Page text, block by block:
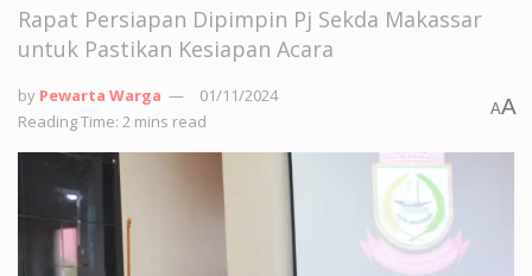
Rapat Persiapan Dipimpin Pj Sekda Makassar
untuk Pastikan Kesiapan Acara
by Pewarta Warga
01/11/2024
Reading Time: 2 mins read
AA